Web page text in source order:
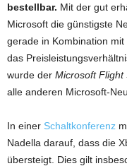
bestellbar. Mit der gut
Microsoft die günstigste
gerade in Kombination
das
wurde der Microsoft Flight
alle anderen Microsoft-
In einer Schaltkonferenz
Nadella darauf, dass die
übersteigt. Dies gilt